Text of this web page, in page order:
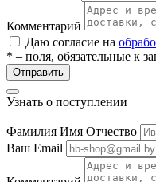
Комментарий
Даю согласие на
* – поля, обязательные к
Отправить
Узнать о поступлении
Фамилия Имя Отчество
Ваш Email